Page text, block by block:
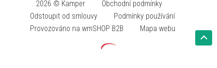
2026 © Kamper
Obchodní podmínky
Odstoupit od smlouvy
Podmínky používání
Provozováno na wmSHOP B2B
Mapa webu